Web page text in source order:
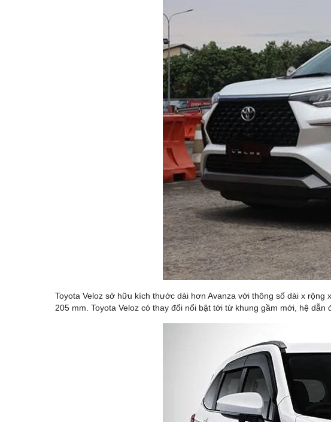
Toyota Veloz sở hữu kích thước dài hơn Avanza với thông số dài x
205 mm. Toyota Veloz có thay đổi nổi bật tới từ khung gầm mới, hệ
Giảm Tiền
100%
Báo giá hấp dẫn nhất khu vực
điền thông tin